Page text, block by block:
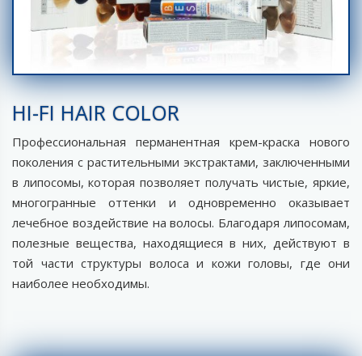
HI-FI HAIR COLOR
Профессиональная перманентная крем-краска нового
поколения с растительными экстрактами, заключенными
в липосомы, которая позволяет получать чистые, яркие,
многогранные оттенки и одновременно оказывает
лечебное воздействие на волосы. Благодаря липосомам,
полезные вещества, находящиеся в них, действуют в
той части структуры волоса и кожи головы, где они
наиболее необходимы.